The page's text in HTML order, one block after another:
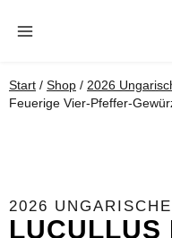
Inhalt
Start / Shop / 2026
Feuerige Vier-Pfeffer-
2026
LUCULLUS